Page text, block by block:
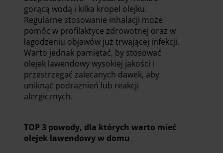
gorącą wodą i kilka kropel olejku.
Regularne stosowanie inhalacji może
pomóc w profilaktyce zdrowotnej oraz w
łagodzeniu objawów już trwającej infekcji.
Warto jednak pamiętać, by stosować
olejek lawendowy wysokiej jakości i
przestrzegać zalecanych dawek, aby
uniknąć podrażnień lub reakcji
alergicznych.
TOP 3 powody, dla których warto mieć
olejek lawendowy w domu